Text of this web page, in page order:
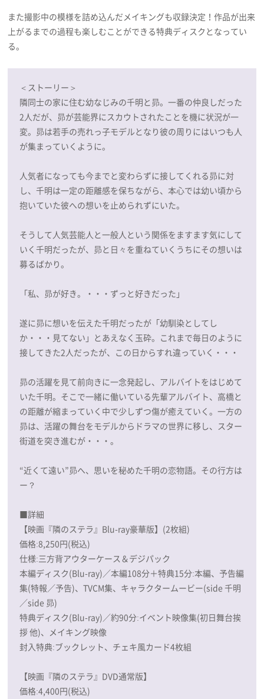
また撮影中の模様を詰め込んだメイキングも収録決定！作品が出来
上がるまでの過程も楽しむことができる特典ディスクとなってい
る。
＜ストーリー＞
隣同士の家に住む幼なじみの千明と昴。一番の仲良しだった
2人だが、昴が芸能界にスカウトされたことを機に状況が一
変。昴は若手の売れっ子モデルとなり彼の周りにはいつも人
が集まっていくように。
人気者になっても今までと変わらずに接してくれる昴に対
し、千明は一定の距離感を保ちながら、本心では幼い頃から
抱いていた彼への想いを止められずにいた。
そうして人気芸能人と一般人という関係をますます気にして
いく千明だったが、昴と日々を重ねていくうちにその想いは
募るばかり。
「私、昴が好き。・・・ずっと好きだった」
遂に昴に想いを伝えた千明だったが「幼馴染としてし
か・・・見てない」とあえなく玉砕。これまで毎日のように
接してきた2人だったが、この日からすれ違っていく・・・
昴の活躍を見て前向きに一念発起し、アルバイトをはじめて
いた千明。そこで一緒に働いている先輩アルバイト、高橋と
の距離が縮まっていく中で少しずつ傷が癒えていく。一方の
昴は、活躍の舞台をモデルからドラマの世界に移し、スター
街道を突き進むが・・・。
“近くて遠い”昴へ、思いを秘めた千明の恋物語。その行方は
ー？
■詳細
【映画『隣のステラ』Blu-ray豪華版】(2枚組)
価格:8,250円(税込)
仕様:三方背アウターケース＆デジパック
本編ディスク(Blu-ray)／本編108分＋特典15分:本編、予告編
集(特報／予告)、TVCM集、キャラクタームービー(side 千明
／side 昴)
特典ディスク(Blu-ray)／約90分:イベント映像集(初日舞台挨
拶 他)、メイキング映像
封入特典:ブックレット、チェキ風カード4枚組
【映画『隣のステラ』DVD通常版】
価格:4,400円(税込)